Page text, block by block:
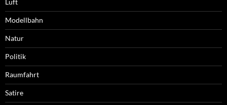
Luft
Modellbahn
Natur
Politik
Raumfahrt
Satire